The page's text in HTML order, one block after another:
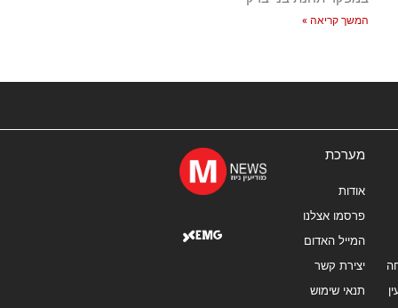
המשך קריאה »
מערכת
אודות
פרסמו אצלנו
המייל האדום
יצירת קשר
תנאי שימוש